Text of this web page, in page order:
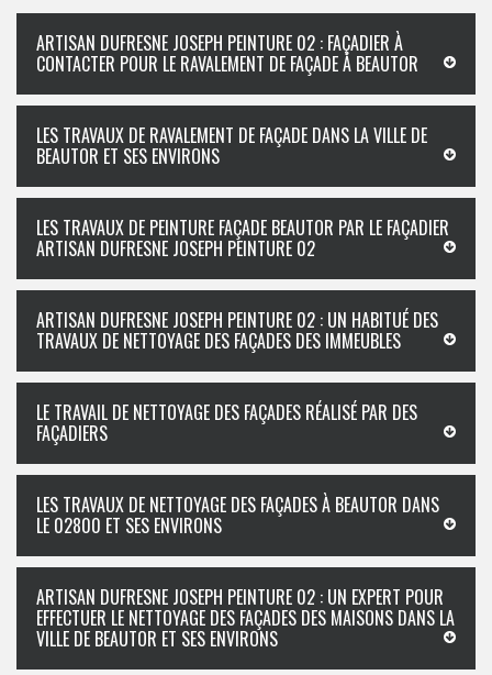
ARTISAN DUFRESNE JOSEPH PEINTURE 02 : FAÇADIER À
CONTACTER POUR LE RAVALEMENT DE FAÇADE À BEAUTOR
LES TRAVAUX DE RAVALEMENT DE FAÇADE DANS LA VILLE DE
BEAUTOR ET SES ENVIRONS
LES TRAVAUX DE PEINTURE FAÇADE BEAUTOR PAR LE FAÇADIER
ARTISAN DUFRESNE JOSEPH PEINTURE 02
ARTISAN DUFRESNE JOSEPH PEINTURE 02 : UN HABITUÉ DES
TRAVAUX DE NETTOYAGE DES FAÇADES DES IMMEUBLES
LE TRAVAIL DE NETTOYAGE DES FAÇADES RÉALISÉ PAR DES
FAÇADIERS
LES TRAVAUX DE NETTOYAGE DES FAÇADES À BEAUTOR DANS
LE 02800 ET SES ENVIRONS
ARTISAN DUFRESNE JOSEPH PEINTURE 02 : UN EXPERT POUR
EFFECTUER LE NETTOYAGE DES FAÇADES DES MAISONS DANS LA
VILLE DE BEAUTOR ET SES ENVIRONS